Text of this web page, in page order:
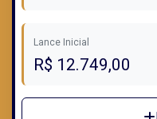
Lance Inicial
R$ 12.749,00